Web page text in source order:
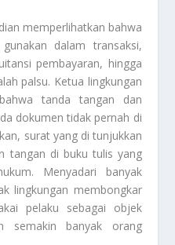
memperlihatkan bahwa
dalam transaksi,
pembayaran, hingga
palsu. Ketua lingkungan
tanda tangan dan
dokumen tidak pernah di
surat yang di tunjukkan
tangan di buku tulis yang
Menyadari banyak
lingkungan membongkar
pelaku sebagai objek
semakin banyak orang